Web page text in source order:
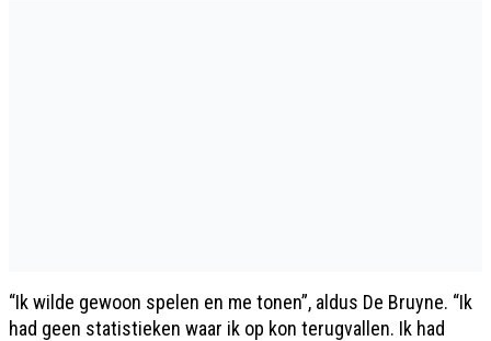
“Ik wilde gewoon spelen en me tonen”, aldus De Bruyne. “Ik
had geen statistieken waar ik op kon terugvallen. Ik had